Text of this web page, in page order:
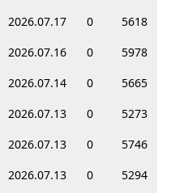
2026.07.17 0
5618
2026.07.16 0
5978
2026.07.14 0
5665
2026.07.13 0
5273
2026.07.13 0
5746
2026.07.13 0
5294